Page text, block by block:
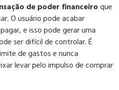
de poder financeiroque
O usuário pode acabar
e isso pode gerar uma
ser difícil de controlar. É
de gastos e nunca
levar pelo impulso de comprar